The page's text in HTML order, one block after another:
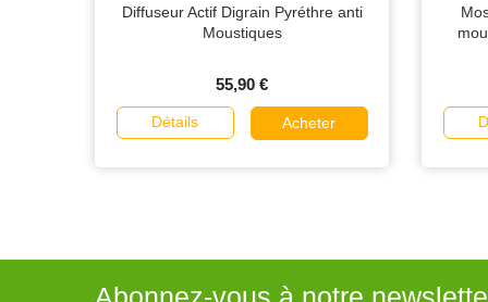
Diffuseur Actif Digrain Pyréthre anti
Moustiques
55,90 €
Détails Acheter